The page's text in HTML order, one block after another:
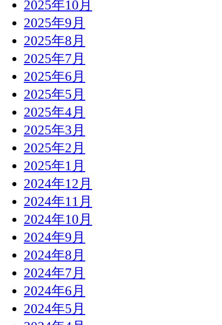
2025年10月
2025年9月
2025年8月
2025年7月
2025年6月
2025年5月
2025年4月
2025年3月
2025年2月
2025年1月
2024年12月
2024年11月
2024年10月
2024年9月
2024年8月
2024年7月
2024年6月
2024年5月